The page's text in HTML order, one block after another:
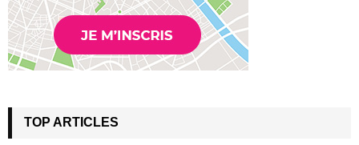
TOP ARTICLES